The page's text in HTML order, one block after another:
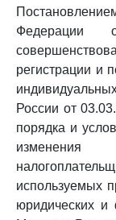
регистрации и
России от
порядка и
изменения
используемых
юридических и